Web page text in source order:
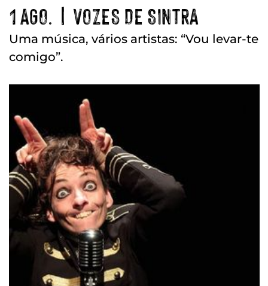
1 AGO. | VOZES DE SINTRA
Uma música, vários artistas: “Vou levar-te
comigo”.